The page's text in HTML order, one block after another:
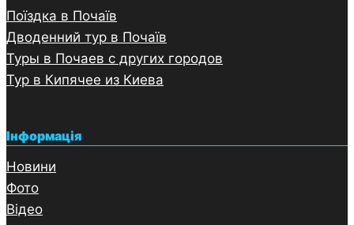
Поїздка в Почаїв
Дводенний тур в Почаїв
Туры в Почаев с других городов
Тур в Кипячее из Киева
Інформація
Новини
Фото
Відео